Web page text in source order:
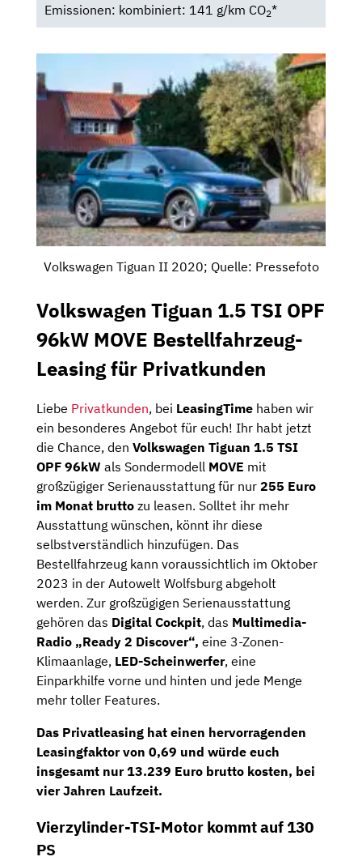
Emissionen: kombiniert: 141 g/km CO2*
Volkswagen Tiguan II 2020; Quelle: Pressefoto
Volkswagen Tiguan 1.5 TSI OPF
96kW MOVE Bestellfahrzeug-
Leasing für Privatkunden
Liebe Privatkunden, bei LeasingTime haben wir
ein besonderes Angebot für euch! Ihr habt jetzt
die Chance, den Volkswagen Tiguan 1.5 TSI
OPF 96kW als Sondermodell MOVE mit
großzügiger Serienausstattung für nur 255 Euro
im Monat brutto zu leasen. Solltet ihr mehr
Ausstattung wünschen, könnt ihr diese
selbstverständlich hinzufügen. Das
Bestellfahrzeug kann voraussichtlich im Oktober
2023 in der Autowelt Wolfsburg abgeholt
werden. Zur großzügigen Serienausstattung
gehören das Digital Cockpit, das Multimedia-
Radio „Ready 2 Discover“, eine 3-Zonen-
Klimaanlage, LED-Scheinwerfer, eine
Einparkhilfe vorne und hinten und jede Menge
mehr toller Features.
Das Privatleasing hat einen hervorragenden
Leasingfaktor von 0,69 und würde euch
insgesamt nur13.239 Euro brutto kosten, bei
vier Jahren Laufzeit.
Vierzylinder-TSI-Motor kommt auf 130
PS